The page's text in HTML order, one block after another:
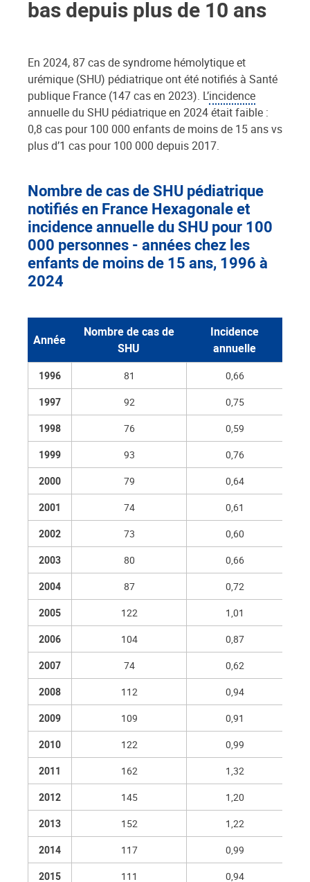
bas depuis plus de 10 ans
En 2024, 87 cas de syndrome hémolytique et
urémique (SHU) pédiatrique ont été notifiés à Santé
publique France (147 cas en 2023). L’incidence
annuelle du SHU pédiatrique en 2024 était faible :
0,8 cas pour 100 000 enfants de moins de 15 ans vs
plus d’1 cas pour 100 000 depuis 2017.
Nombre de cas de SHU pédiatrique
notifiés en France Hexagonale et
incidence annuelle du SHU pour 100
000 personnes - années chez les
enfants de moins de 15 ans, 1996 à
2024
Année
Nombre de cas de
SHU
Incidence
annuelle
1996 81
0,66
1997
92
0,75
1998
76
0,59
1999
93
0,76
2000
79
0,64
2001
74
0,61
2002
73
0,60
2003
80
0,66
2004
87
0,72
2005
122
1,01
2006
104
0,87
2007
74
0,62
2008
112
0,94
2009
109
0,91
2010
122
0,99
2011
162
1,32
2012
145
1,20
2013
152
1,22
2014
117
0,99
2015
111 0,94